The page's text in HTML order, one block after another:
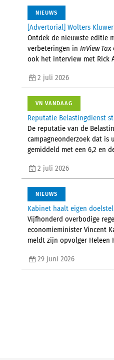
NIEUWS
[Advertorial] Wolters
Ontdek de nieuwste editie
verbeteringen in InView Tax
ook het interview met Rick
2 juli 2026
VN VANDAAG
Reputatie Belastingdienst
De reputatie van de
campagneonderzoek dat is
gemiddeld met een 6,2 en
2 juli 2026
NIEUWS
Kabinet haalt eigen
Vijfhonderd overbodige
economieminister Vincent
meldt zijn opvolger Heleen
29 juni 2026